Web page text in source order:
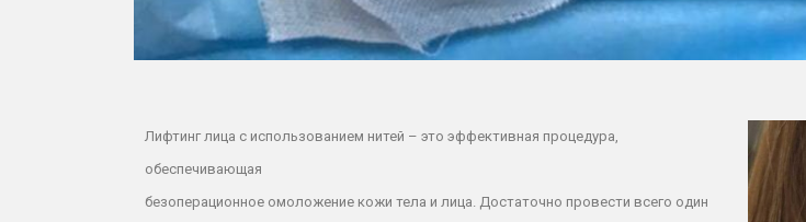
Лифтинг лица с использованием нитей – это эффективная процедура,
обеспечивающая
безоперационное омоложение кожи тела и лица. Достаточно провести всего один